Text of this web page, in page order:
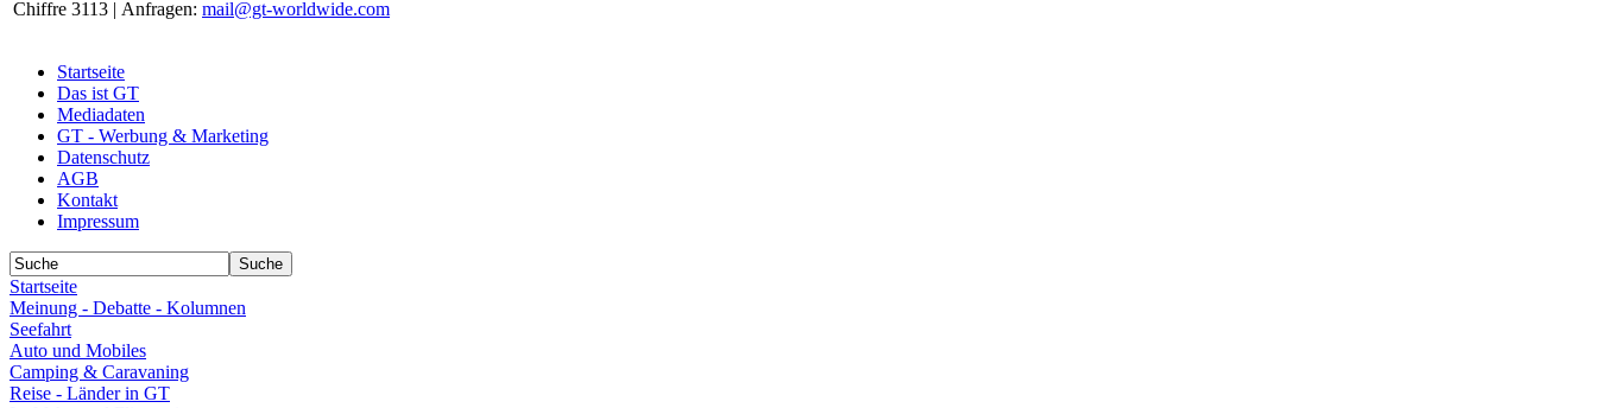
Chiffre 3113 | Anfragen: mail@gt-worldwide.com
Startseite
Das ist GT
Mediadaten
GT - Werbung & Marketing
Datenschutz
AGB
Kontakt
Impressum
Startseite
Meinung - Debatte - Kolumnen
Seefahrt
Auto und Mobiles
Camping & Caravaning
Reise - Länder in GT